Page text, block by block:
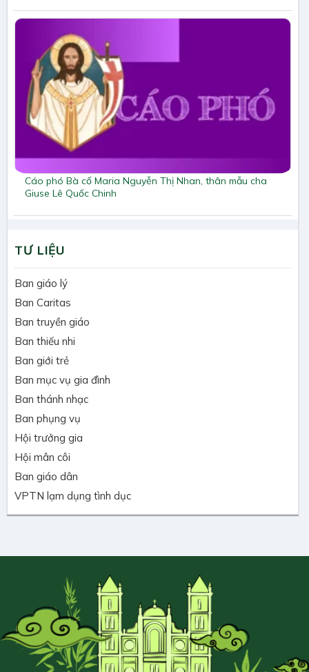
Cáo phó Bà cố Maria Nguyễn Thị Nhan, thân mẫu cha
Giuse Lê Quốc Chinh
TƯ LIỆU
Ban giáo lý
Ban Caritas
Ban truyền giáo
Ban thiếu nhi
Ban giới trẻ
Ban mục vụ gia đình
Ban thánh nhạc
Ban phụng vụ
Hội trưởng gia
Hội mân côi
Ban giáo dân
VPTN lạm dụng tình dục